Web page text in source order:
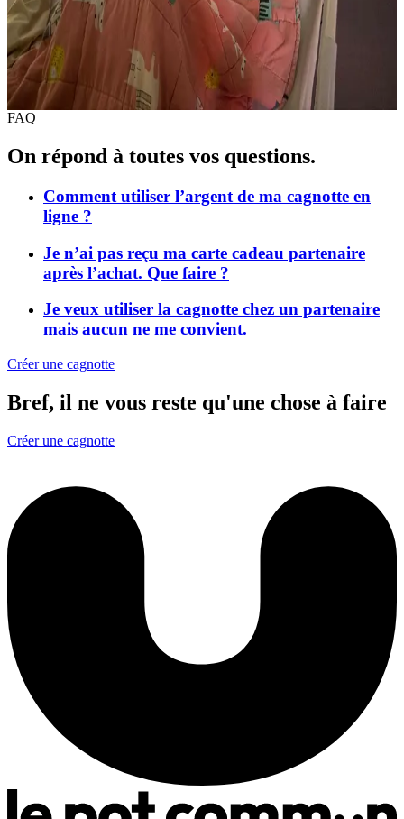
Du rêve pour Riley ♥️
1 276 €récoltés
FAQ
On répond à toutes vos questions.
Comment utiliser l’argent de ma cagnotte en
ligne ?
Je n’ai pas reçu ma carte cadeau partenaire
après l’achat. Que faire ?
Je veux utiliser la cagnotte chez un partenaire
mais aucun ne me convient.
Créer une cagnotte
Bref, il ne vous reste qu'une chose à faire
Créer une cagnotte